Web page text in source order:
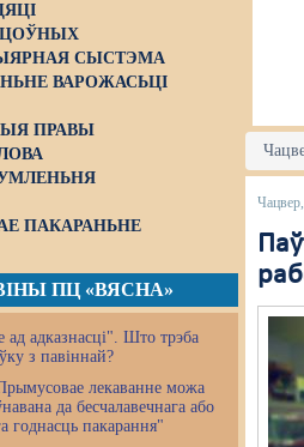
СЫСТЭМА
ВАРОЖАСЬЦІ
ПРАВЫ
ПАКАРАНЬНЕ
ПЦ «ВЯСНА»
ад адказнасці". Што трэба
з павіннай?
лекаванне можа
да бесчалавечнага або
годнасць пакарання"